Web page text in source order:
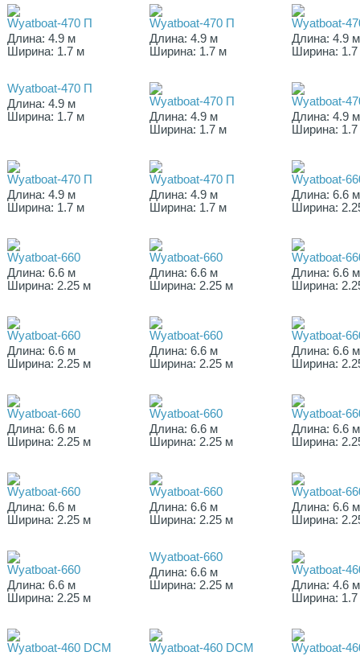
Wyatboat-470 П
Длина: 4.9 м
Ширина: 1.7 м
Wyatboat-470 П
Длина: 4.9 м
Ширина: 1.7 м
Wyatboat-
Длина: 4.9 м
Ширина:
Wyatboat-470 П
Длина: 4.9 м
Ширина: 1.7 м
Wyatboat-470 П
Длина: 4.9 м
Ширина: 1.7 м
Wyatboat-
Длина: 4.9 м
Ширина:
Wyatboat-470 П
Длина: 4.9 м
Ширина: 1.7 м
Wyatboat-470 П
Длина: 4.9 м
Ширина: 1.7 м
Wyatboat-
Длина: 6.6 м
Ширина:
Wyatboat-660
Длина: 6.6 м
Ширина: 2.25 м
Wyatboat-660
Длина: 6.6 м
Ширина: 2.25 м
Wyatboat-
Длина: 6.6 м
Ширина:
Wyatboat-660
Длина: 6.6 м
Ширина: 2.25 м
Wyatboat-660
Длина: 6.6 м
Ширина: 2.25 м
Wyatboat-
Длина: 6.6 м
Ширина:
Wyatboat-660
Длина: 6.6 м
Ширина: 2.25 м
Wyatboat-660
Длина: 6.6 м
Ширина: 2.25 м
Wyatboat-
Длина: 6.6 м
Ширина:
Wyatboat-660
Длина: 6.6 м
Ширина: 2.25 м
Wyatboat-660
Длина: 6.6 м
Ширина: 2.25 м
Wyatboat-
Длина: 6.6 м
Ширина:
Wyatboat-660
Длина: 6.6 м
Ширина: 2.25 м
Wyatboat-660
Длина: 6.6 м
Ширина: 2.25 м
Wyatboat-
Длина: 4.6 м
Ширина:
Wyatboat-460 DCM
Wyatboat-460 DCM
Wyatboat-